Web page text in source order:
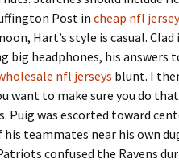
Post incheap nfl
Hart’s style is casual.
big headphones, his answers
nfl jerseys blunt. I
want to make sure you do
Puig was escorted toward
teammates near his own
confused the Ravens